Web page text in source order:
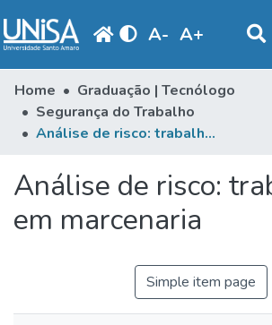
A- A+
Communities & Collections
Statistics
Produção Docente
Library
Home
Graduação | Tecnólogo
Segurança do Trabalho
Análise de risco: trabalho em marcenaria
Análise de risco:
em marcenaria
Simple item page